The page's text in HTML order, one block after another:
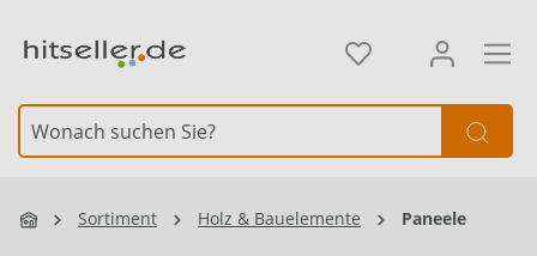
Sortiment Holz & Bauelemente Paneele
Element überspringen